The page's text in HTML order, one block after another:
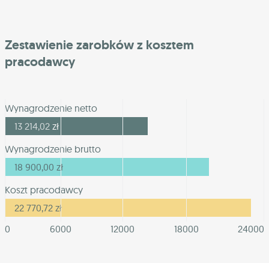
Zestawienie zarobków z kosztem
pracodawcy
Wynagrodzenie netto
13 214,02 zł
Wynagrodzenie brutto
18 900,00 zł
Koszt pracodawcy
22 770,72 zł
0
6000 12000 18000 24000